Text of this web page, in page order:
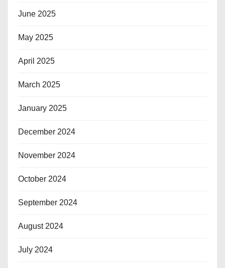
June 2025
May 2025
April 2025
March 2025
January 2025
December 2024
November 2024
October 2024
September 2024
August 2024
July 2024